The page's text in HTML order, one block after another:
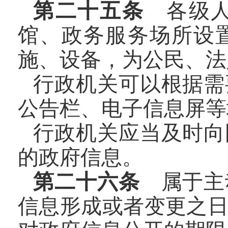
第二十五条 各级
馆、政务服务场所设
施、设备，为公民、
行政机关可以根据
公告栏、电子信息屏
行政机关应当及时
的政府信息。
第二十六条属于主
信息形成或者变更之